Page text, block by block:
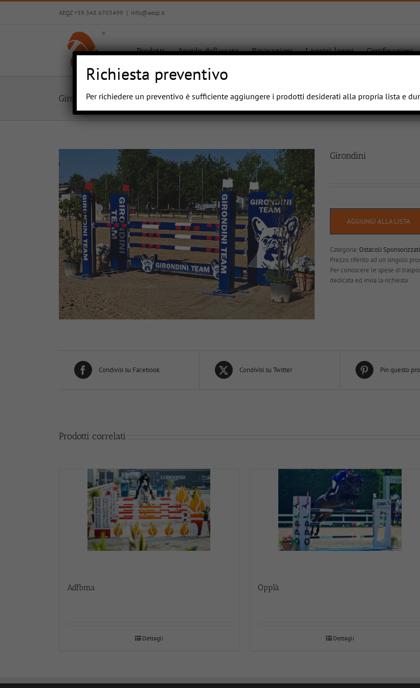
Salta
AEQZ +39.348.6703499 | info@aeqz.it
Prodotti Angolo dell’usato Riparazioni I nostri lavori Certificazioni
Girondini
Girondini
AGGIUNGI ALLA LISTA
Categoria: Ostacoli Sponsorizzati
Prezzo riferito ad un singolo
Per conoscere le spese di
dedicata ed invia la richiesta
Condivisi su Facebook Condivisi su Twitter Pin questo
Prodotti correlati
Adfbma
Dettagli
Opplà
Dettagli
Richiesta preventivo
Per richiedere un preventivo è sufficiente aggiungere i prodotti desiderati alla propria lista e